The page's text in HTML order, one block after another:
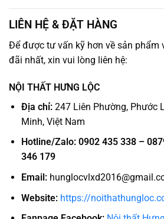
LIÊN HỆ & ĐẶT HÀNG
Để được tư vấn kỹ hơn về sản phẩm
đãi nhất, xin vui lòng liên hệ:
NỘI THẤT HƯNG LỘC
Địa chỉ:247 Liên Phường, Phước
Minh, Việt Nam
Hotline/Zalo: 0902 435 338 –
346 179
Email:
Website: https://